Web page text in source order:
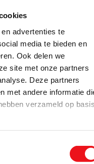
advertenties te
media te bieden en
Ook delen we
site met onze partners
Deze partners
met andere informatie
verzameld op
offerte